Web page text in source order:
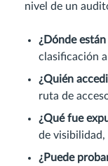
nivel de un
¿Dónde
clasificación
¿Quién
ruta de
¿Qué fue
de visibilidad,
¿Puede